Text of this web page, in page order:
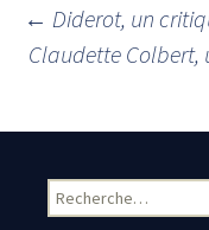
← Diderot, un
Claudette Colbert,
Rechercher :